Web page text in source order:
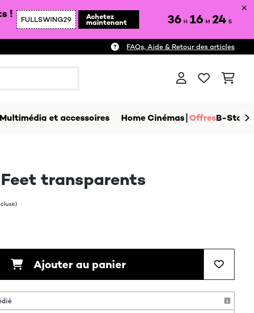
! FULLSWING29 Achetez
maintenant 36 H 16 M 23 S
FAQs, Aide & Retour des articles
Multimédia et accessoires Home Cinémas OffresB-Stock
transparents
Ajouter au panier